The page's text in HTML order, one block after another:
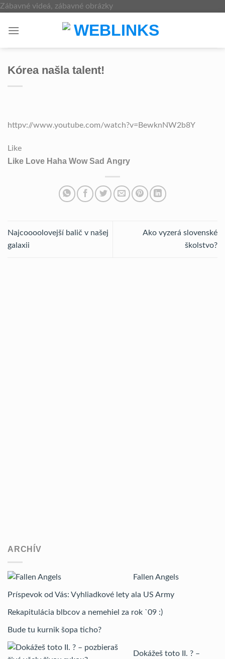
Zábavné videá, zábavné obrázkySkip
content
Kórea našla talent!
httpv://www.youtube.com/watch?v=BewknNW2b8Y
Like
Like Love Haha Wow Sad Angry
Najcoooolovejší balič v našej
galaxii
Ako vyzerá slovenské
školstvo?
ARCHÍV
Fallen Angels
Príspevok od Vás: Vyhliadkové lety ala US Army
Rekapitulácia blbcov a nemehiel za rok `09 :)
Bude tu kurnik šopa ticho?
Dokážeš toto II. ? –